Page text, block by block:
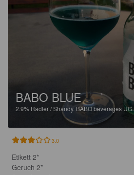
BABO BLUE
2.9% Radler / Shandy. BABO beverages UG.
3.0
Etikett 2*
Geruch 2*